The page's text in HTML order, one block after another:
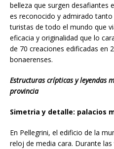
belleza que surgen desafiantes
es reconocido y admirado
turistas de todo el mundo que
eficacia y originalidad que lo
de 70 creaciones edificadas en
bonaerenses.
Estructuras crípticas y leyendas
provincia
Simetria y detalle: palacios
En Pellegrini, el edificio de la
reloj de media cara. Durante